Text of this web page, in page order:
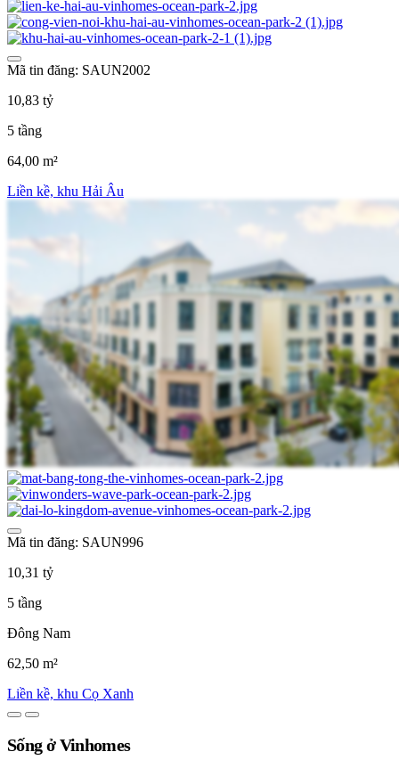
Mã tin đăng: SAUN2002
10,83 tỷ
5 tầng
64,00 m²
Liền kề, khu Hải Âu
Mã tin đăng: SAUN996
10,31 tỷ
5 tầng
Đông Nam
62,50 m²
Liền kề, khu Cọ Xanh
Sống ở Vinhomes